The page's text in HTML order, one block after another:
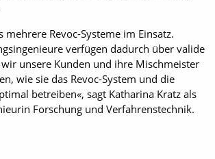
mehrere Revoc-Systeme im Einsatz.
verfügen dadurch über valide
unsere Kunden und ihre Mischmeister
wie sie das Revoc-System und die
betreiben«, sagt Katharina Kratz als
Forschung und Verfahrenstechnik.